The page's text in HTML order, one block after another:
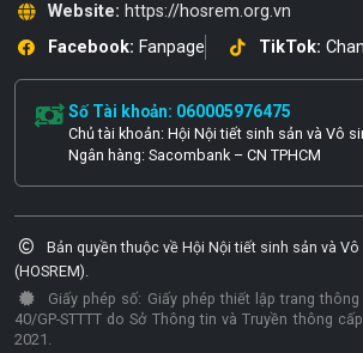
Website: https://hosrem.org.vn
Facebook: Fanpage TikTok:
Số Tài khoản: 060005976475
Chủ tài khoản: Hội Nội tiết sinh sản và Vô
Ngân hàng: Sacombank – CN TPHCM
Bản quyền thuộc về Hội Nội tiết sinh sản và Vô
(HOSREM).
Giấy phép số: Giấy phép thiết lập trang
40/GP-STTTT do Sở Thông tin và Truyền thông
2021.